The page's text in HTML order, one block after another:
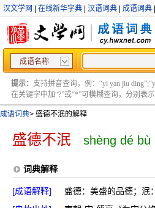
汉文学网 在线新华字典 汉语词典 成语词典
成语名称
提示： 支持拼音查询，例：“yi yan jiu
在关键字中加“?”或“*”可模糊查询，分别表
成语词典> 盛德不泯的解释
盛德不泯 shèng dé bù
词典解释
[成语解释]
盛德：美盛的品德；泯